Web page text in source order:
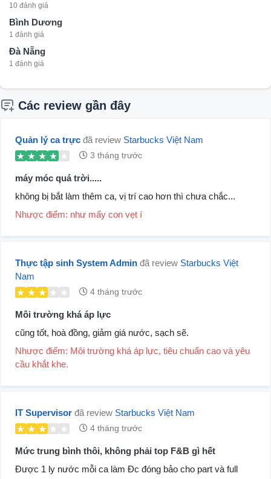
10 đánh giá
Bình Dương
1 đánh giá
Đà Nẵng
1 đánh giá
Các review gần đây
Quản lý ca trực đã review Starbucks Việt Nam
3 tháng trước
máy móc quá trời.....
không bị bắt làm thêm ca, vị trí cao hơn thì chưa chắc...
Nhược điểm: như mấy con vẹt í
Thực tập sinh System Admin đã review Starbucks Việt
Nam
4 tháng trước
Môi trường khá áp lực
cũng tốt, hoà đồng, giảm giá nước, sạch sẽ.
Nhược điểm: Môi trường khá áp lực, tiêu chuẩn cao và yêu
cầu khắt khe.
IT Supervisor đã review Starbucks Việt Nam
4 tháng trước
Mức trung bình thôi, không phải top F&B gì hết
Được 1 ly nước mỗi ca làm Đc đóng bảo cho part và full